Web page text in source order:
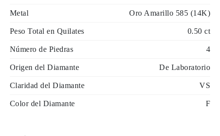
Metal Oro Amarillo 585 (14K)
Peso Total en Quilates 0.50 ct
Número de Piedras 4
Origen del Diamante De Laboratorio
Claridad del Diamante VS
Color del Diamante F